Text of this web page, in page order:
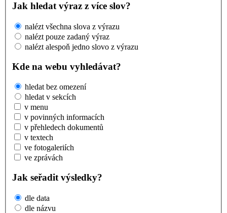
Jak hledat výraz z více slov?
nalézt všechna slova z výrazu
nalézt pouze zadaný výraz
nalézt alespoň jedno slovo z výrazu
Kde na webu vyhledávat?
hledat bez omezení
hledat v sekcích
v menu
v povinných informacích
v přehledech dokumentů
v textech
ve fotogaleriích
ve zprávách
Jak seřadit výsledky?
dle data
dle názvu